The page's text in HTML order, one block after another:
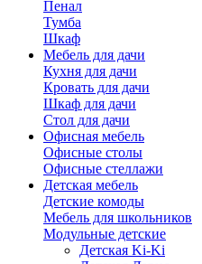
Пенал
Тумба
Шкаф
Мебель для дачи
Кухня для дачи
Кровать для дачи
Шкаф для дачи
Стол для дачи
Офисная мебель
Офисные столы
Офисные стеллажи
Детская мебель
Детские комоды
Мебель для школьников
Модульные детские
Детская Ki-Ki